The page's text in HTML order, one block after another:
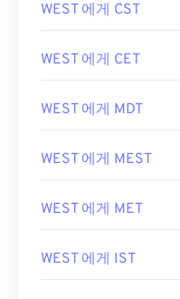
WEST 에게 CST
WEST 에게 CET
WEST 에게 MDT
WEST 에게 MEST
WEST 에게 MET
WEST 에게 IST